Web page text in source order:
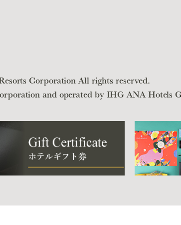
Corporation All rights reserved.
and operated by IHG ANA Hotels